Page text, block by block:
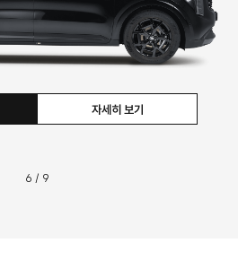
자세히 보기
6 / 9